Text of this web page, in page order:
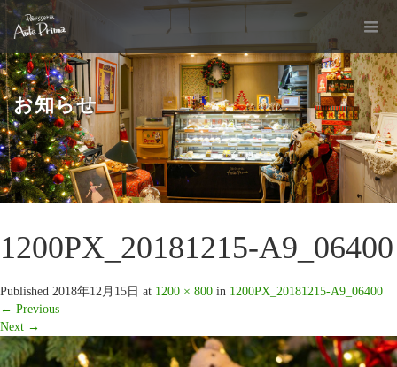
お知らせ
1200PX_20181215-A9_06400
Published 2018年12月15日 at 1200 × 800 in 1200PX_20181215-A9_06400
← Previous
Next →